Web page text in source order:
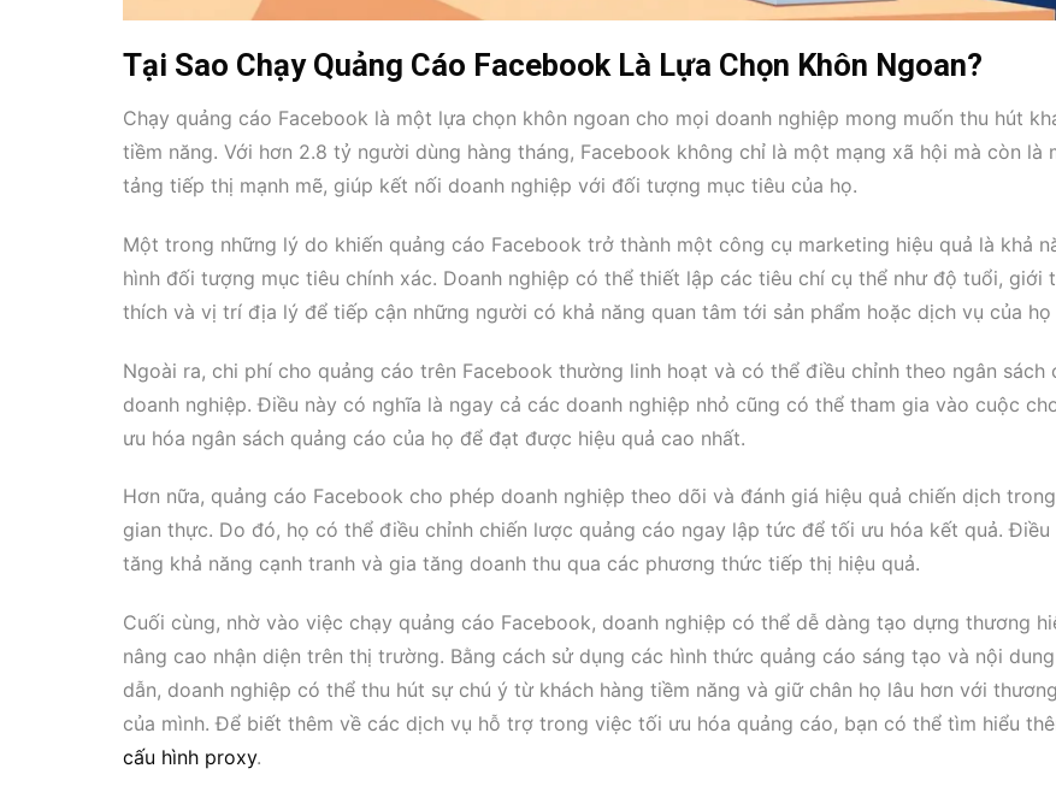
Tại Sao Chạy Quảng Cáo Facebook Là Lựa Chọn Khôn Ngoan?
Chạy quảng cáo Facebook là một lựa chọn khôn ngoan cho mọi doanh nghiệp mong muốn thu hút
tiềm năng. Với hơn 2.8 tỷ người dùng hàng tháng, Facebook không chỉ là một mạng xã hội mà còn là
tảng tiếp thị mạnh mẽ, giúp kết nối doanh nghiệp với đối tượng mục tiêu của họ.
Một trong những lý do khiến quảng cáo Facebook trở thành một công cụ marketing hiệu quả là khả
hình đối tượng mục tiêu chính xác. Doanh nghiệp có thể thiết lập các tiêu chí cụ thể như độ tuổi, giới
thích và vị trí địa lý để tiếp cận những người có khả năng quan tâm tới sản phẩm hoặc dịch vụ của họ
Ngoài ra, chi phí cho quảng cáo trên Facebook thường linh hoạt và có thể điều chỉnh theo ngân sách
doanh nghiệp. Điều này có nghĩa là ngay cả các doanh nghiệp nhỏ cũng có thể tham gia vào cuộc
ưu hóa ngân sách quảng cáo của họ để đạt được hiệu quả cao nhất.
Hơn nữa, quảng cáo Facebook cho phép doanh nghiệp theo dõi và đánh giá hiệu quả chiến dịch
gian thực. Do đó, họ có thể điều chỉnh chiến lược quảng cáo ngay lập tức để tối ưu hóa kết quả. Điều
tăng khả năng cạnh tranh và gia tăng doanh thu qua các phương thức tiếp thị hiệu quả.
Cuối cùng, nhờ vào việc chạy quảng cáo Facebook, doanh nghiệp có thể dễ dàng tạo dựng thương
nâng cao nhận diện trên thị trường. Bằng cách sử dụng các hình thức quảng cáo sáng tạo và nội
dẫn, doanh nghiệp có thể thu hút sự chú ý từ khách hàng tiềm năng và giữ chân họ lâu hơn với
của mình. Để biết thêm về các dịch vụ hỗ trợ trong việc tối ưu hóa quảng cáo, bạn có thể tìm hiểu
cấu hình proxy.